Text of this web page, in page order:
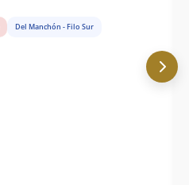
Del Manchón - Filo Sur